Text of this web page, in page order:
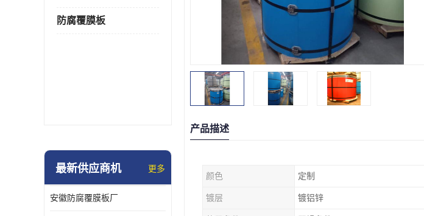
防腐覆膜板
最新供应商机 更多
安徽防腐覆膜板厂
产品描述
颜色 定制
镀层 镀铝锌